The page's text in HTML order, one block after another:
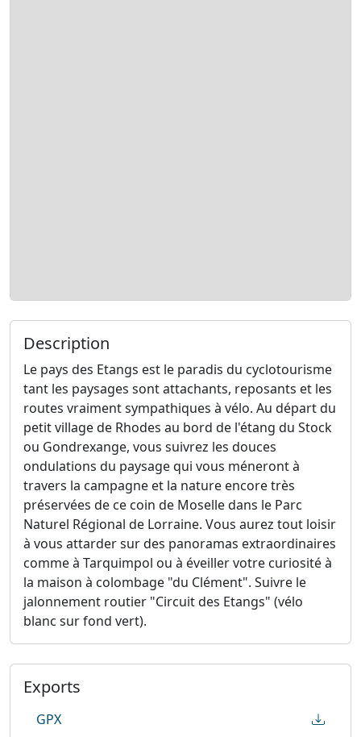
Description
Le pays des Etangs est le paradis du cyclotourisme
tant les paysages sont attachants, reposants et les
routes vraiment sympathiques à vélo. Au départ du
petit village de Rhodes au bord de l'étang du Stock
ou Gondrexange, vous suivrez les douces
ondulations du paysage qui vous méneront à
travers la campagne et la nature encore très
préservées de ce coin de Moselle dans le Parc
Naturel Régional de Lorraine. Vous aurez tout loisir
à vous attarder sur des panoramas extraordinaires
comme à Tarquimpol ou à éveiller votre curiosité à
la maison à colombage "du Clément". Suivre le
jalonnement routier "Circuit des Etangs" (vélo
blanc sur fond vert).
Exports
GPX